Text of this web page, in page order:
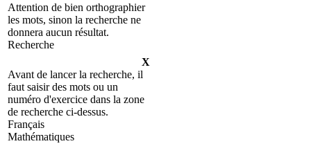
Attention de bien orthographier
les mots, sinon la recherche ne
donnera aucun résultat.
Recherche
X
Avant de lancer la recherche, il
faut saisir des mots ou un
numéro d'exercice dans la zone
de recherche ci-dessus.
Français
Mathématiques